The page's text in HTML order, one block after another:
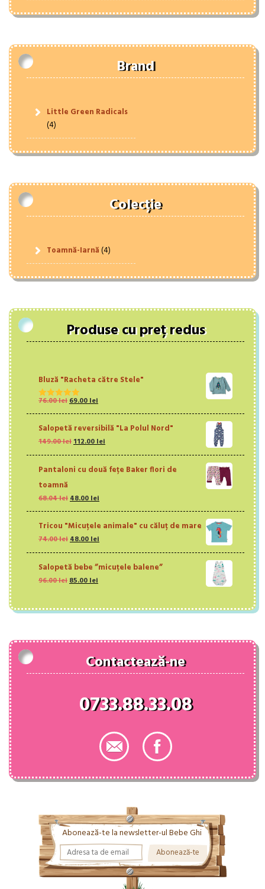
Brand
Little Green Radicals
(4)
Colecție
Toamnă-Iarnă(4)
Produse cu preț redus
Bluză "Racheta către Stele"
Evaluat la
76.00leiPrețul
inițial
fost:
76.00 lei.
69.00lei
curent
69.00 lei.
Salopetă reversibilă "La Polul Nord"
149.00lei Prețul
fost:
112.00lei
112.00 lei.
Pantaloni cu două fețe Baker flori de
toamnă
68.04lei Prețul
inițial
fost:
68.04 lei.
48.00lei
curent
48.00 lei.
Tricou "Micuțele animale" cu căluț de mare
74.00lei Prețul
fost:
74.00 lei.
48.00lei
48.00 lei.
Salopetă bebe ”micuțele balene”
96.00lei Prețul
fost:
85.00lei
85.00 lei.
Contactează-ne
0733.88.33.08
Abonează-te la newsletter-ul Bebe Ghi